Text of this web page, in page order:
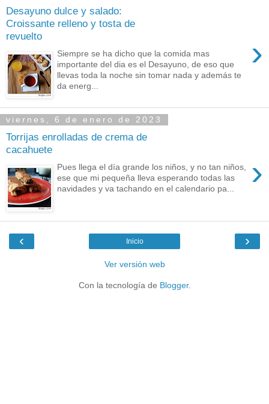
Desayuno dulce y salado:
Croissante relleno y tosta de
revuelto
›
Siempre se ha dicho que la comida mas
importante del dia es el Desayuno, de eso que
llevas toda la noche sin tomar nada y además te
da energ...
viernes, 6 de enero de 2023
Torrijas enrolladas de crema de
cacahuete
›
Pues llega el día grande los niños, y no tan niños,
ese que mi pequeña lleva esperando todas las
navidades y va tachando en el calendario pa...
‹ ›
Inicio
Ver versión web
Con la tecnología de Blogger.